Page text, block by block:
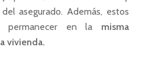
asegurado. Además, estos
permanecer en la misma
vivienda.